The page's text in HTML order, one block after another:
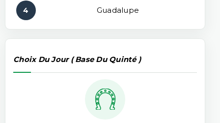
4 Guadalupe
Choix Du Jour ( Base Du Quinté )